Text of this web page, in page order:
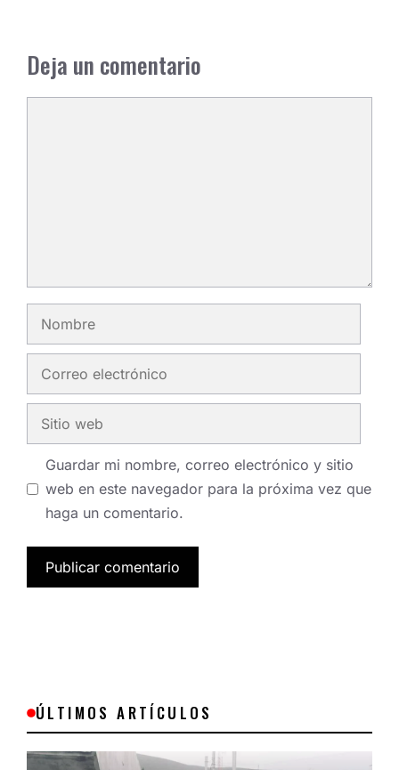
Deja un comentario
Nombre
Correo
Sitio
Guardar mi nombre, correo electrónico y sitio
web en este navegador para la próxima vez que
haga un comentario.
ÚLTIMOS ARTÍCULOS